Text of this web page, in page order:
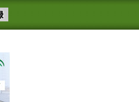
メール配信を登録す